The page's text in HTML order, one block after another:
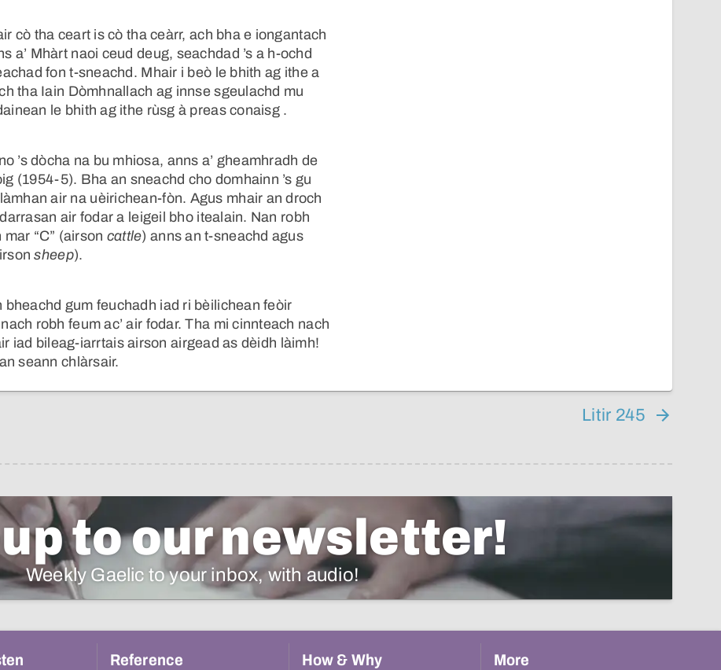
cò tha ceart is cò tha ceàrr, ach bha e iongantach
a’ Mhàrt naoi ceud deug, seachdad ’s a h-ochd
fon t-sneachd. Mhair i beò le bhith ag ithe a
tha Iain Dòmhnallach ag innse sgeulachd mu
le bhith ag ithe rùsg à preas conaisg .
’s dòcha na bu mhiosa, anns a’ gheamhradh de
(1954-5). Bha an sneachd cho domhainn ’s gu
air na uèirichean-fòn. Agus mhair an droch
air fodar a leigeil bho itealain. Nan robh
“C” (airson cattle) anns an t-sneachd agus
sheep).
gum feuchadh iad ri bèilichean feòir
robh feum ac’ air fodar. Tha mi cinnteach nach
iad bileag-iarrtais airson airgead as dèidh làimh!
seann chlàrsair.
Litir 245
to our newsletter!
Weekly Gaelic to your inbox, with audio!
Reference How & Why More